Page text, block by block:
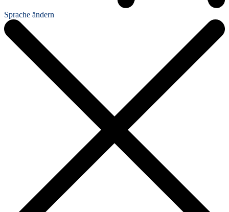
Sprache ändern